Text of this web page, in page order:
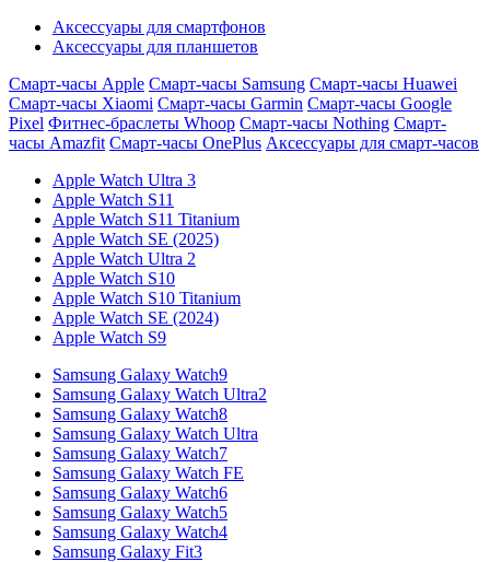
Аксессуары для смартфонов
Аксессуары для планшетов
Смарт-часы Apple Смарт-часы Samsung Смарт-часы Huawei
Смарт-часы Xiaomi Смарт-часы Garmin Смарт-часы Google
Pixel Фитнес-браслеты Whoop Смарт-часы Nothing Смарт-
часы Amazfit Смарт-часы OnePlus Аксессуары для смарт-часов
Apple Watch Ultra 3
Apple Watch S11
Apple Watch S11 Titanium
Apple Watch SE (2025)
Apple Watch Ultra 2
Apple Watch S10
Apple Watch S10 Titanium
Apple Watch SE (2024)
Apple Watch S9
Samsung Galaxy Watch9
Samsung Galaxy Watch Ultra2
Samsung Galaxy Watch8
Samsung Galaxy Watch Ultra
Samsung Galaxy Watch7
Samsung Galaxy Watch FE
Samsung Galaxy Watch6
Samsung Galaxy Watch5
Samsung Galaxy Watch4
Samsung Galaxy Fit3